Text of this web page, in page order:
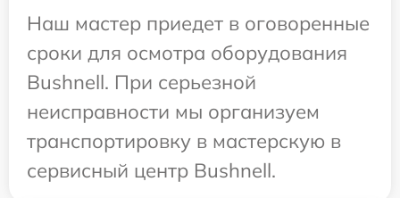
Наш мастер приедет в оговоренные
сроки для осмотра оборудования
Bushnell. При серьезной
неисправности мы организуем
транспортировку в мастерскую в
сервисный центр Bushnell.